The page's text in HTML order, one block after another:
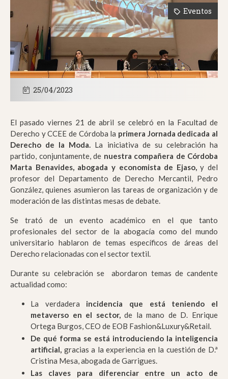
Eventos
25/04/2023
El pasado viernes 21 de abril se celebró en la Facultad de
Derecho y CCEE de Córdoba la primera Jornada dedicada al
Derecho de la Moda. La iniciativa de su celebración ha
partido, conjuntamente, de nuestra compañera de Córdoba
Marta Benavides, abogada y economista de Ejaso,y del
profesor del Departamento de Derecho Mercantil, Pedro
González, quienes asumieron las tareas de organización y de
moderación de las distintas mesas de debate.
Se trató de un evento académico en el que tanto
profesionales del sector de la abogacía como del mundo
universitario hablaron de temas específicos de áreas del
Derecho relacionadas con el sector textil.
Durante su celebración se abordaron temas de candente
actualidad como:
La verdadera incidencia que está teniendo el
metaverso en el sector,de la mano de D. Enrique
Ortega Burgos, CEO de EOB Fashion&Luxury&Retail.
De qué forma se está introduciendo la inteligencia
artificial, gracias a la experiencia en la cuestión de D.ª
Cristina Mesa, abogada de Garrigues.
Las claves para diferenciar entre un acto de